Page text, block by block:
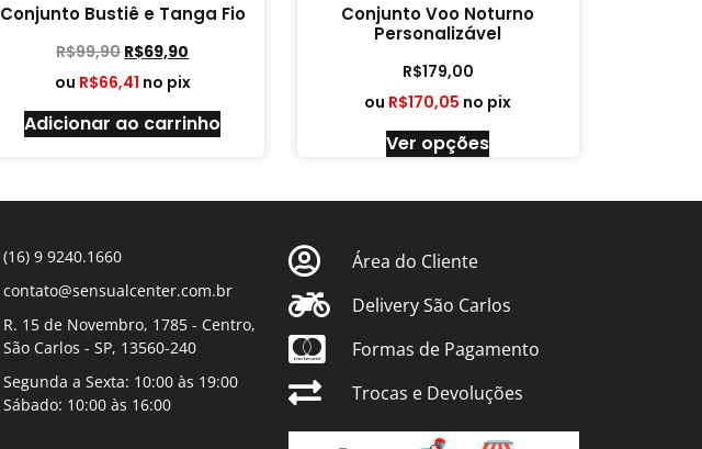
Conjunto Bustiê e Tanga Fio
R$99,90R$69,90
ou R$66,41 no pix
Adicionar ao carrinho
Conjunto Voo Noturno
Personalizável
R$179,00
ou R$170,05 no pix
Ver opções
(16) 9 9240.1660
contato@sensualcenter.com.br
R. 15 de Novembro, 1785 - Centro,
São Carlos - SP, 13560-240
Segunda a Sexta: 10:00 às 19:00
Sábado: 10:00 às 16:00
Área do Cliente
Delivery São Carlos
Formas de Pagamento
Trocas e Devoluções